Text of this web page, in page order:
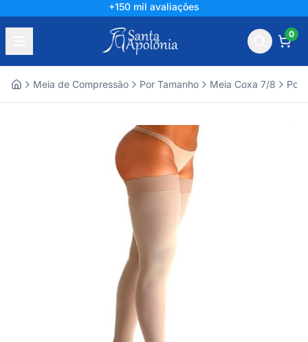
+150 mil avaliações
0
Meia de Compressão Por Tamanho Meia Coxa 7/8 Por